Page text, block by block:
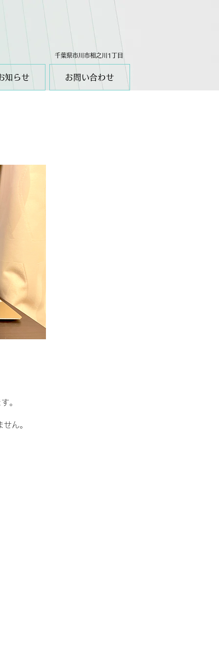
千葉県市川市相之川1丁目
知らせ お問い合わせ
。
ん。